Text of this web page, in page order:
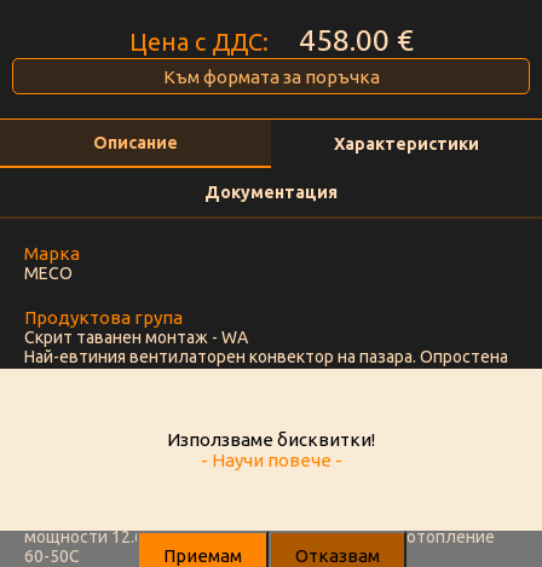
Използваме бисквитки!
- Научи повече -
Приемам Отказвам
Цена с ДДС: 458.00 €
Към формата за поръчка
Описание Характеристики
Документация
Марка
MECO
Продуктова група
Скрит таванен монтаж - WA
Най-евтиния вентилаторен конвектор на пазара. Опростена
Изключително подходящ за хотелски стаи както и проекти с
мощности 12.60 kW охлaждане 7-12С, 18.90 kW отопление
60-50C